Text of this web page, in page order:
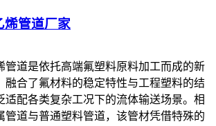
烯管道厂家
管道是依托高端氟塑料原料加工而成的新
融合了氟材料的稳定特性与工程塑料的结
适配各类复杂工况下的流体输送场景。相
管道与普通塑料管道，该管材凭借特殊的